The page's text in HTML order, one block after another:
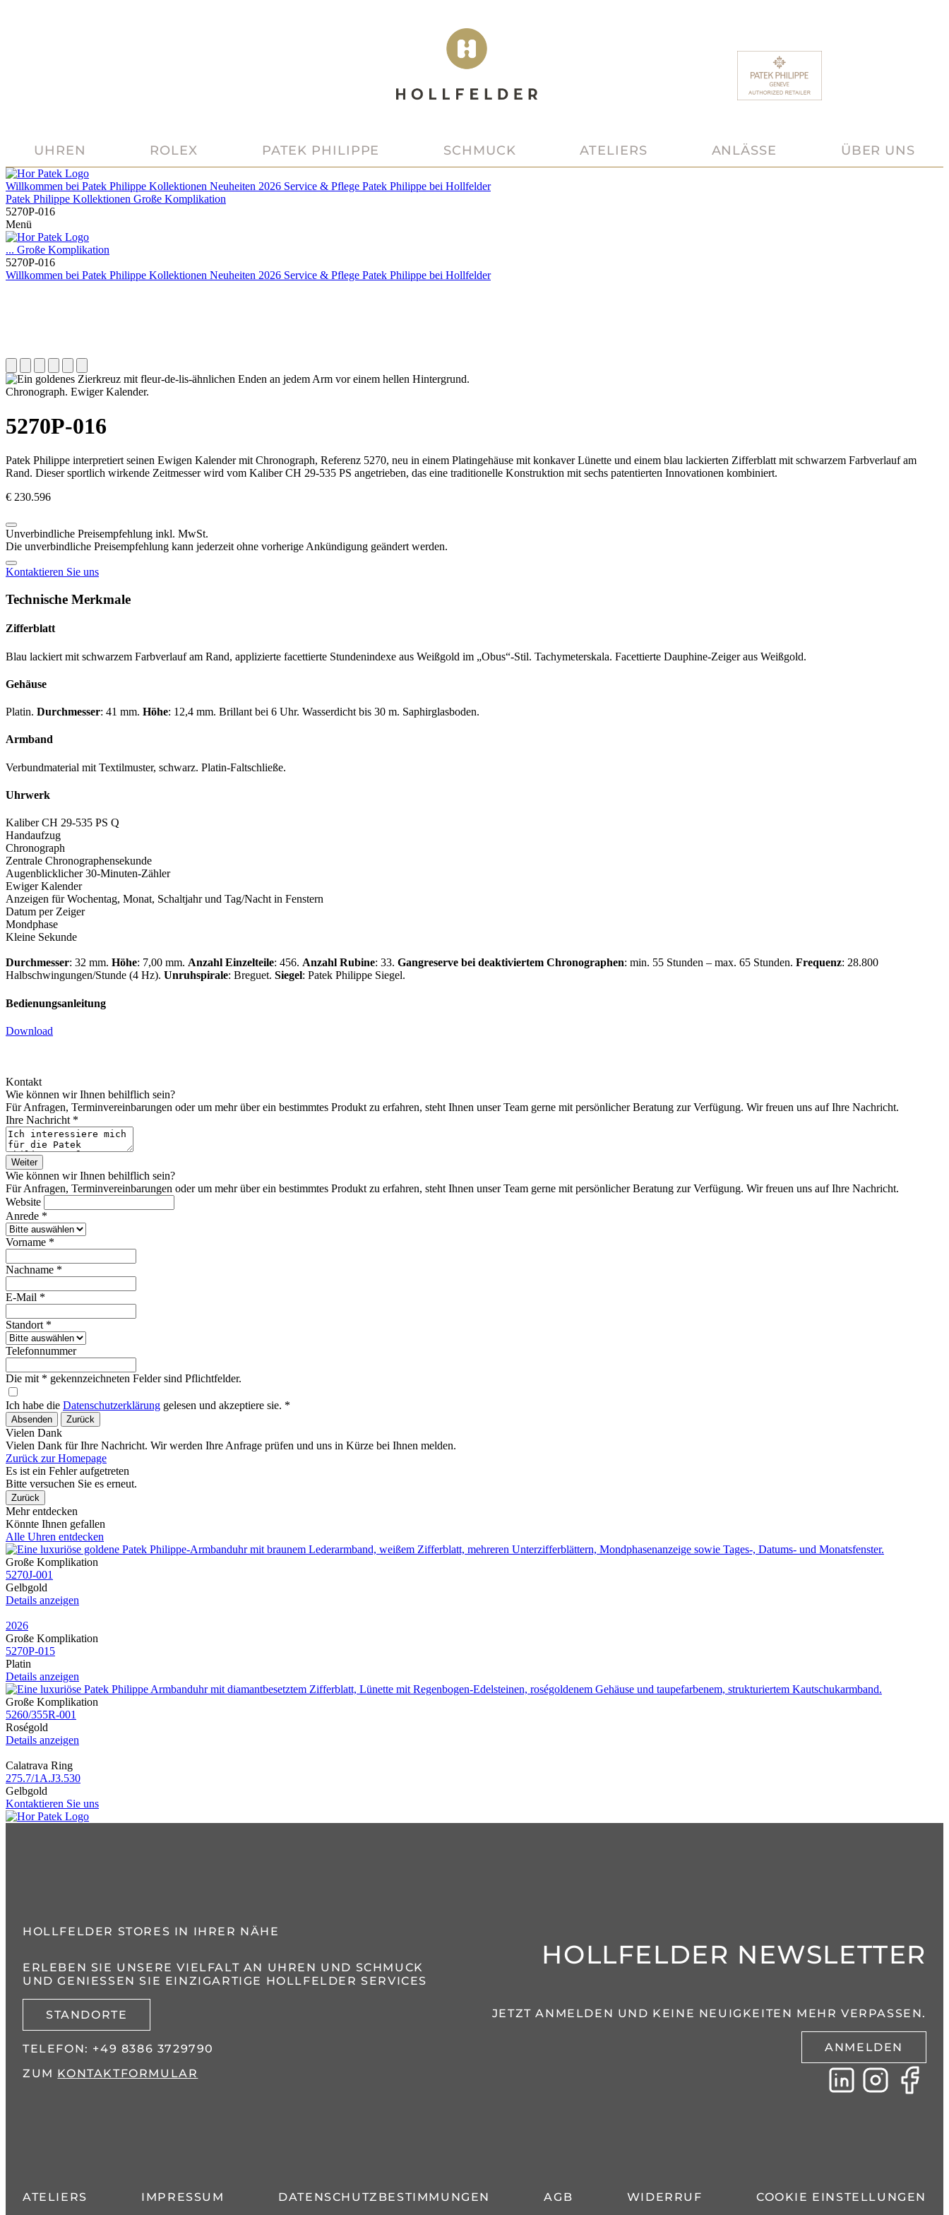
UHREN ROLEX PATEK PHILIPPE SCHMUCK ATELIERS ANLÄSSE ÜBER UNS
Willkommen bei Patek Philippe Kollektionen Neuheiten 2026 Service & Pflege Patek Philippe bei Hollfelder
Patek Philippe Kollektionen Große Komplikation
5270P-016
Menü
... Große Komplikation
5270P-016
Willkommen bei Patek Philippe Kollektionen Neuheiten 2026 Service & Pflege Patek Philippe bei Hollfelder
Chronograph. Ewiger Kalender.
5270P-016
Patek Philippe interpretiert seinen Ewigen Kalender mit Chronograph, Referenz 5270, neu in einem Platingehäuse mit konkaver Lünette und einem blau lackierten Zifferblatt mit schwarzem Farbverlauf am
Rand. Dieser sportlich wirkende Zeitmesser wird vom Kaliber CH 29-535 PS angetrieben, das eine traditionelle Konstruktion mit sechs patentierten Innovationen kombiniert.
€ 230.596
Unverbindliche Preisempfehlung inkl. MwSt.
Die unverbindliche Preisempfehlung kann jederzeit ohne vorherige Ankündigung geändert werden.
Kontaktieren Sie uns
Technische Merkmale
Zifferblatt
Blau lackiert mit schwarzem Farbverlauf am Rand, applizierte facettierte Stundenindexe aus Weißgold im „Obus“-Stil. Tachymeterskala. Facettierte Dauphine-Zeiger aus Weißgold.
Gehäuse
Platin. Durchmesser: 41 mm. Höhe: 12,4 mm. Brillant bei 6 Uhr. Wasserdicht bis 30 m. Saphirglasboden.
Armband
Verbundmaterial mit Textilmuster, schwarz. Platin-Faltschließe.
Uhrwerk
Kaliber CH 29-535 PS Q
Handaufzug
Chronograph
Zentrale Chronographensekunde
Augenblicklicher 30-Minuten-Zähler
Ewiger Kalender
Anzeigen für Wochentag, Monat, Schaltjahr und Tag/Nacht in Fenstern
Datum per Zeiger
Mondphase
Kleine Sekunde
Durchmesser: 32 mm. Höhe: 7,00 mm. Anzahl Einzelteile: 456. Anzahl Rubine: 33. Gangreserve bei deaktiviertem Chronographen: min. 55 Stunden – max. 65 Stunden. Frequenz: 28.800
Halbschwingungen/Stunde (4 Hz). Unruhspirale: Breguet. Siegel: Patek Philippe Siegel.
Bedienungsanleitung
Download
Kontakt
Wie können wir Ihnen behilflich sein?
Für Anfragen, Terminvereinbarungen oder um mehr über ein bestimmtes Produkt zu erfahren, steht Ihnen unser Team gerne mit persönlicher Beratung zur Verfügung. Wir freuen uns auf Ihre Nachricht.
Ihre Nachricht *
Weiter
Wie können wir Ihnen behilflich sein?
Für Anfragen, Terminvereinbarungen oder um mehr über ein bestimmtes Produkt zu erfahren, steht Ihnen unser Team gerne mit persönlicher Beratung zur Verfügung. Wir freuen uns auf Ihre Nachricht.
Website
Anrede *
Vorname *
Nachname *
E-Mail *
Standort *
Telefonnummer
Die mit * gekennzeichneten Felder sind Pflichtfelder.
Ich habe die Datenschutzerklärung gelesen und akzeptiere sie. *
Absenden Zurück
Vielen Dank
Vielen Dank für Ihre Nachricht. Wir werden Ihre Anfrage prüfen und uns in Kürze bei Ihnen melden.
Zurück zur Homepage
Es ist ein Fehler aufgetreten
Bitte versuchen Sie es erneut.
Zurück
Mehr entdecken
Könnte Ihnen gefallen
Alle Uhren entdecken
Große Komplikation
5270J​-001
Gelbgold
Details anzeigen
2026
Große Komplikation
5270P​-015
Platin
Details anzeigen
Große Komplikation
5260​/355R​-001
Roségold
Details anzeigen
Calatrava Ring
275.7​/1A.J3.530
Gelbgold
Kontaktieren Sie uns
HOLLFELDER STORES IN IHRER NÄHE
ERLEBEN SIE UNSERE VIELFALT AN UHREN UND SCHMUCK
UND GENIESSEN SIE EINZIGARTIGE HOLLFELDER SERVICES
STANDORTE
TELEFON: +49 8386 3729790
ZUM KONTAKTFORMULAR
HOLLFELDER NEWSLETTER
JETZT ANMELDEN UND KEINE NEUIGKEITEN MEHR VERPASSEN.
ANMELDEN
ATELIERS IMPRESSUM DATENSCHUTZBESTIMMUNGEN AGB WIDERRUF COOKIE EINSTELLUNGEN